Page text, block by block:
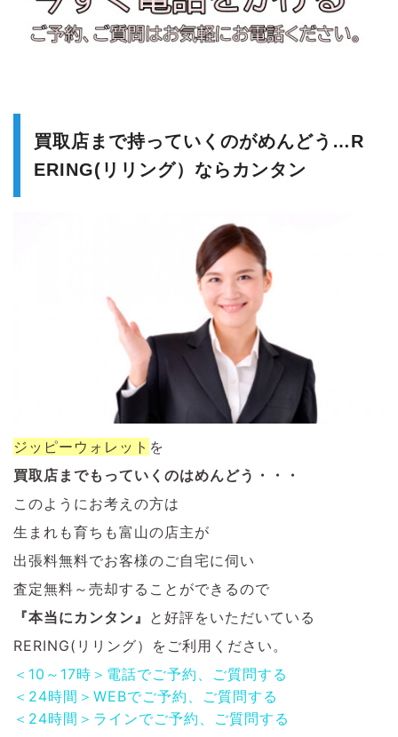
買取店まで持っていくのがめんどう…R
ERING(リリング）ならカンタン
ジッピーウォレット を
買取店までもっていくのはめんどう・・・
このようにお考えの方は
生まれも育ちも富山の店主が
出張料無料でお客様のご自宅に伺い
査定無料～売却することができるので
『本当にカンタン』 と好評をいただいている
RERING(リリング）をご利用ください。
＜10～17時＞電話でご予約、ご質問する
＜24時間＞WEBでご予約、ご質問する
＜24時間＞ラインでご予約、ご質問する